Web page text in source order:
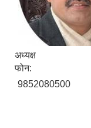
अध्यक्ष
फोन:
9852080500